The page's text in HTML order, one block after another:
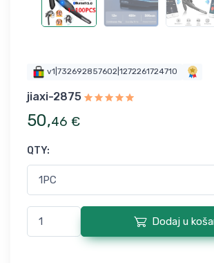
v1|732692857602|1272261724710
jiaxi-2875
50,46 €
QTY:
Dodaj u